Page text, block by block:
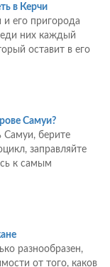
в Керчи
его пригорода
них каждый
оставит в его
Самуи?
Самуи, берите
заправляйте
к самым
разнообразен,
от того, каков